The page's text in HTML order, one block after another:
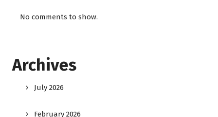
No comments to show.
Archives
July 2026
February 2026